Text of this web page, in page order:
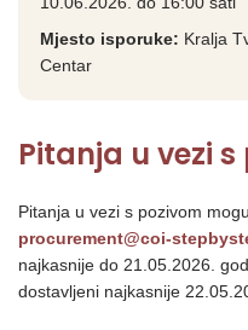
Mjesto isporuke: Kralja
Centar
Pitanja u vezi
Pitanja u vezi s pozivom
procurement@coi-
najkasnije do 21.05.2026.
dostavljeni najkasnije